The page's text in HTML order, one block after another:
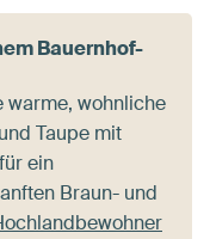
Bauernhof-
warme, wohnliche
Taupe mit
ein
Braun- und